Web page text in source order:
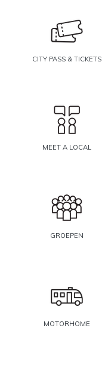
CITY PASS & TICKETS
MEET A LOCAL
GROEPEN
MOTORHOME